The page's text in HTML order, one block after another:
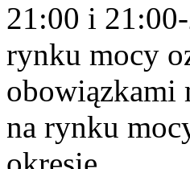
21:00 i
rynku mocy
obowiązkami
na rynku